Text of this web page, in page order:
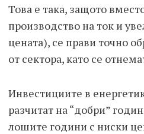
Това е така, защото
производство на ток и
цената), се прави точно
от сектора, като се
Инвестициите в
разчитат на “добри”
лошите години с ниски